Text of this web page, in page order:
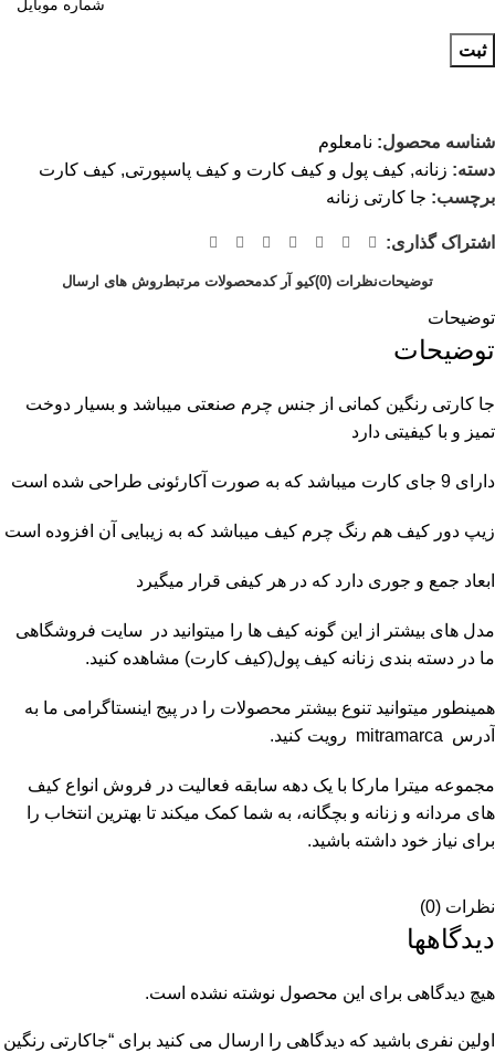
ثبت
شناسه محصول: نامعلوم
دسته: زنانه, کیف پول و کیف کارت و کیف پاسپورتی, کیف کارت
برچسب: جا کارتی زنانه
اشتراک گذاری:
توضیحاتنظرات (0) کیو آر کدمحصولات مرتبطروش های ارسال
توضیحات
توضیحات
جا کارتی رنگین کمانی از جنس چرم صنعتی میباشد و بسیار دوخت
تمیز و با کیفیتی دارد
دارای 9 جای کارت میباشد که به صورت آکارئونی طراحی شده است
زیپ دور کیف هم رنگ چرم کیف میباشد که به زیبایی آن افزوده است
ابعاد جمع و جوری دارد که در هر کیفی قرار میگیرد
مدل های بیشتر از این گونه کیف ها را میتوانید در سایت فروشگاهی
ما در دسته بندی زنانه کیف پول(کیف کارت) مشاهده کنید.
همینطور میتوانید تنوع بیشتر محصولات را در پیج اینستاگرامی ما به
آدرس mitramarca رویت کنید.
مجموعه میترا مارکا با یک دهه سابقه فعالیت در فروش انواع کیف
های مردانه و زنانه و بچگانه، به شما کمک میکند تا بهترین انتخاب را
برای نیاز خود داشته باشید.
نظرات (0)
دیدگاهها
هیچ دیدگاهی برای این محصول نوشته نشده است.
اولین نفری باشید که دیدگاهی را ارسال می کنید برای “جاکارتی رنگین